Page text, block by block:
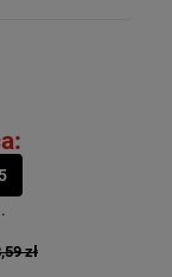
zł